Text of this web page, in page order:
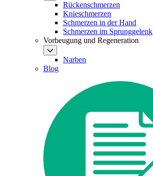
Rückenschmerzen
Knieschmerzen
Schmerzen in der Hand
Schmerzen im Sprunggelenk
Vorbeugung und Regeneration
Narben
Blog